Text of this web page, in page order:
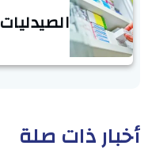
الصيدليات
أخبار ذات صلة